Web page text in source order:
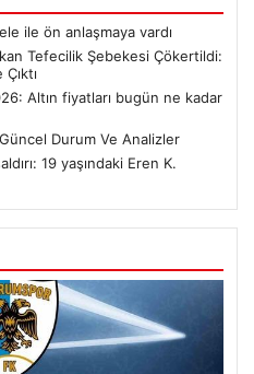
ile ön anlaşmaya vardı
Tefecilik Şebekesi Çökertildi:
Altın fiyatları bugün ne kadar
Durum Ve Analizler
19 yaşındaki Eren K.